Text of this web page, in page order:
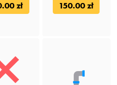
zł 150.00 zł